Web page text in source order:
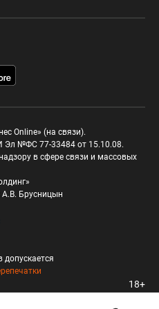
Online» (на связи).
Эл №ФС 77-33484 от 15.10.08.
в сфере связи и массовых
А.В. Брусницын
18+